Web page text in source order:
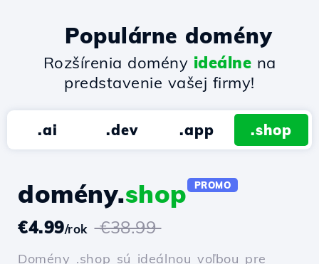
Populárne domény
Rozšírenia domény ideálne na
predstavenie vašej firmy!
.ai .dev .app .shop
domény.shop PROMO
€4.99/rok €38.99
Domény .shop sú ideálnou voľbou pre